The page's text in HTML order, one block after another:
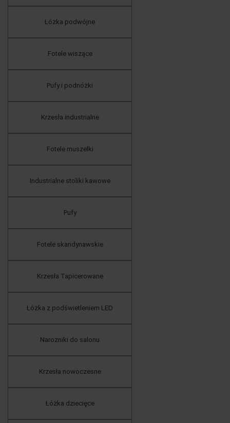
Łóżka podwójne
Fotele wiszące
Pufy i podnóżki
Krzesła industrialne
Fotele muszelki
Industrialne stoliki kawowe
Pufy
Fotele skandynawskie
Krzesła Tapicerowane
Łóżka z podświetleniem LED
Narożniki do salonu
Krzesła nowoczesne
Łóżka dziecięce